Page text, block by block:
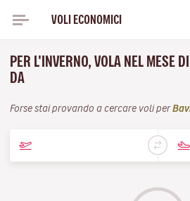
VOLI ECONOMICI
PER L'INVERNO, VOLA NEL MESE
DA
Forse stai provando a cercare voli per